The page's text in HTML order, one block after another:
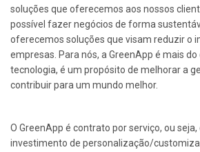
soluções que oferecemos aos nossos
possível fazer negócios de forma
oferecemos soluções que visam reduzir o
empresas. Para nós, a GreenApp é mais
tecnologia, é um propósito de melhorar a
contribuir para um mundo melhor.
O GreenApp é contrato por serviço, ou
investimento de personalização/